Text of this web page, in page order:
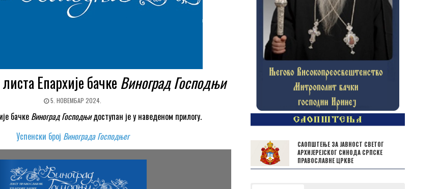
Епархије бачке Виноград Господњи
5. НОВЕМБАР 2024.
бачке Виноград Господњидоступан је у наведеном прилогу.
Успенски број Винограда Господњег
САОПШТЕЊЕ ЗА ЈАВНОСТ СВЕТОГ
АРХИЈЕРЕЈСКОГ СИНОДА СРПСКЕ
ПРАВОСЛАВНЕ ЦРКВЕ